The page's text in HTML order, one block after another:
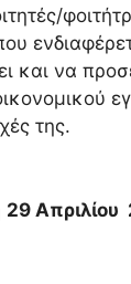
και να
της.
29 Απριλίου